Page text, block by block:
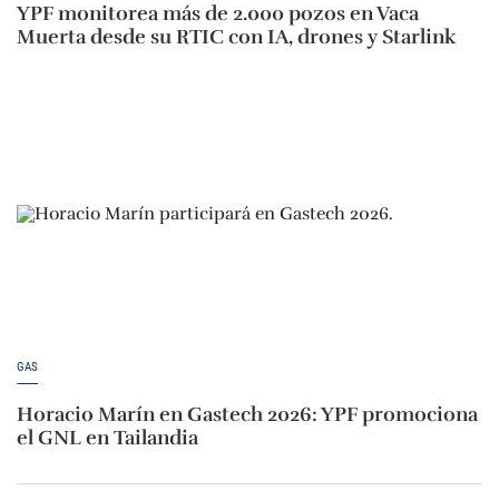
YPF monitorea más de 2.000 pozos en Vaca
Muerta desde su RTIC con IA, drones y Starlink
GAS
Horacio Marín en Gastech 2026: YPF promociona
el GNL en Tailandia